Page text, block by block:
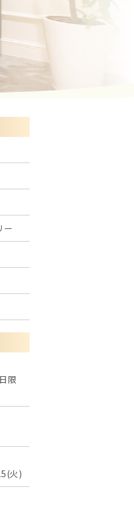
ー
限
火)